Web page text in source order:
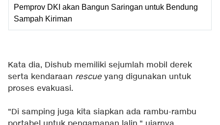
Pemprov DKI akan Bangun Saringan untuk Bendung
Sampah Kiriman
Kata dia, Dishub memiliki sejumlah mobil derek
serta kendaraan rescue yang digunakan untuk
proses evakuasi.
"Di samping juga kita siapkan ada rambu-rambu